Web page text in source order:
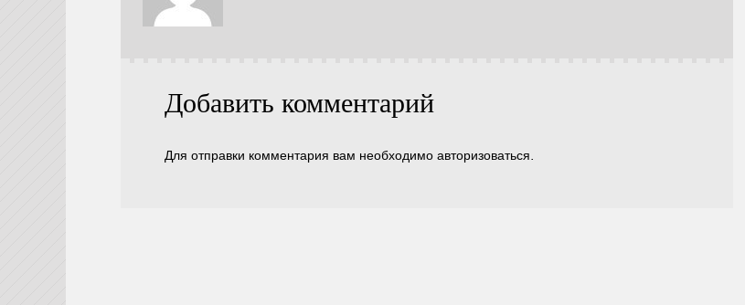
Добавить комментарий
Для отправки комментария вам необходимоавторизоваться